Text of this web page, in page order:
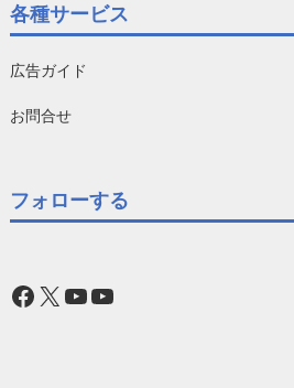
各種サービス
広告ガイド
お問合せ
フォローする
Facebook
X YouTube
YouTube